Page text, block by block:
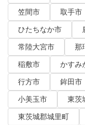
笠間市
取手市
ひたちなか市
常陸大宮市
那
稲敷市
かすみ
行方市
鉾田市
小美玉市
東茨
東茨城郡城里町